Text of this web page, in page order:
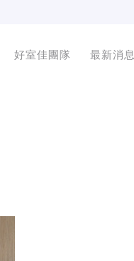
好室佳團隊 最新消息